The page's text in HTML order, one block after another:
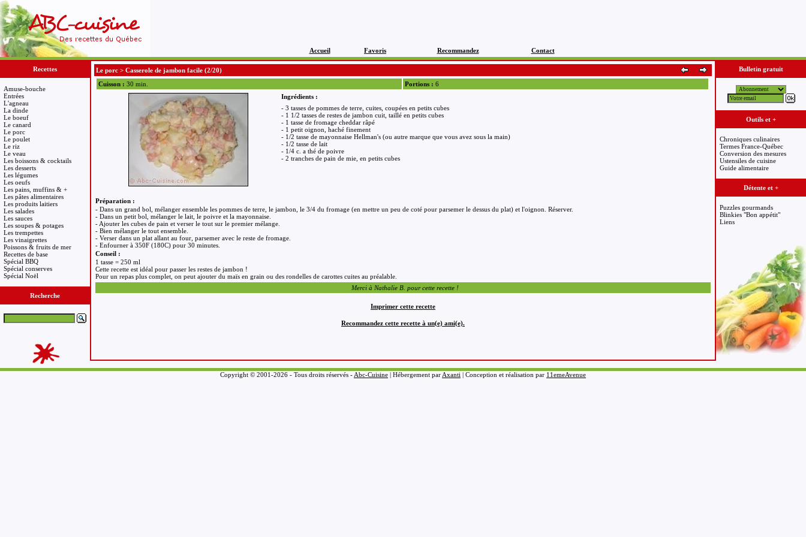
Accueil Favoris Recommandez Contact
Recettes
Amuse-bouche
Entrées
L'agneau
La dinde
Le boeuf
Le canard
Le porc
Le poulet
Le riz
Le veau
Les boissons & cocktails
Les desserts
Les légumes
Les oeufs
Les pains, muffins & +
Les pâtes alimentaires
Les produits laitiers
Les salades
Les sauces
Les soupes & potages
Les trempettes
Les vinaigrettes
Poissons & fruits de mer
Recettes de base
Spécial BBQ
Spécial conserves
Spécial Noël
Recherche
Le porc > Casserole de jambon facile (2/20)
Cuisson : 30 min. Portions : 6
Ingrédients :
- 3 tasses de pommes de terre, cuites, coupées en petits cubes
- 1 1/2 tasses de restes de jambon cuit, taillé en petits cubes
- 1 tasse de fromage cheddar râpé
- 1 petit oignon, haché finement
- 1/2 tasse de mayonnaise Hellman's (ou autre marque que vous avez sous la main)
- 1/2 tasse de lait
- 1/4 c. a thé de poivre
- 2 tranches de pain de mie, en petits cubes
Préparation :
- Dans un grand bol, mélanger ensemble les pommes de terre, le jambon, le 3/4 du fromage (en mettre un peu de coté pour parsemer le dessus du plat) et l'oignon. Réserver.
- Dans un petit bol, mélanger le lait, le poivre et la mayonnaise.
- Ajouter les cubes de pain et verser le tout sur le premier mélange.
- Bien mélanger le tout ensemble.
- Verser dans un plat allant au four, parsemer avec le reste de fromage.
- Enfourner à 350F (180C) pour 30 minutes.
Conseil :
1 tasse = 250 ml
Cette recette est idéal pour passer les restes de jambon !
Pour un repas plus complet, on peut ajouter du maïs en grain ou des rondelles de carottes cuites au préalable.
Merci à Nathalie B. pour cette recette !
Imprimer cette recette
Recommandez cette recette à un(e) ami(e).
Bulletin gratuit
Outils et +
Chroniques culinaires
Termes France-Québec
Conversion des mesures
Ustensiles de cuisine
Guide alimentaire
Détente et +
Puzzles gourmands
Blinkies "Bon appétit"
Liens
Copyright © 2001-2026 - Tous droits réservés - Abc-Cuisine | Hébergement par Axanti | Conception et réalisation par 11emeAvenue